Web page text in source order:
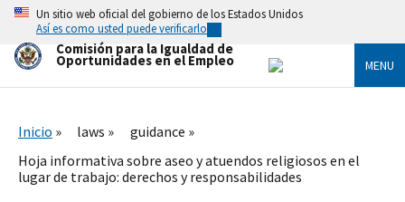
Skip
main
content
Un sitio web oficial del gobierno de los Estados Unidos
Así es como usted puede verificarlo
Comisión para la Igualdad de
Oportunidades en el Empleo MENU
Inicio laws
guidance
Hoja informativa sobre aseo y atuendos religiosos en el
lugar de trabajo: derechos y responsabilidades